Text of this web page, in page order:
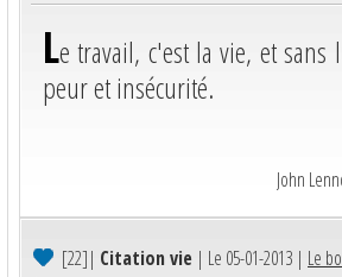
Le travail, c'est la vie, et
peur et insécurité.
John
[22]| Citation vie | Le 05-01-2013 | Le